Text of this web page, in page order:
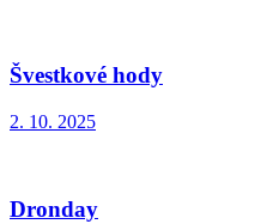
Švestkové hody
2. 10. 2025
Dronday